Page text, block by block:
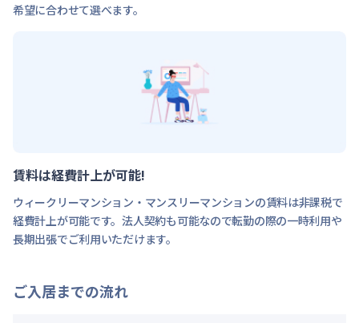
希望に合わせて選べます。
賃料は経費計上が可能!
ウィークリーマンション・マンスリーマンションの賃料は非課税で
経費計上が可能です。法人契約も可能なので転勤の際の一時利用や
長期出張でご利用いただけます。
ご入居までの流れ